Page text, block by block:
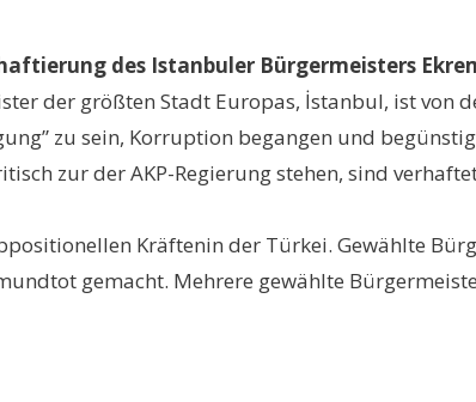
des Istanbuler Bürgermeisters
der größten Stadt Europas, İstanbul, ist von
zu sein, Korruption begangen und
zur der AKP-Regierung stehen, sind
Kräftenin der Türkei. Gewählte
gemacht. Mehrere gewählte